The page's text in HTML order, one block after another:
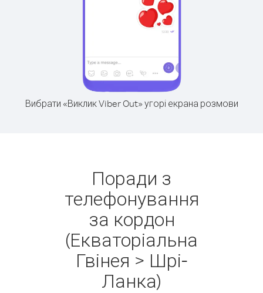
Вибрати «Виклик Viber Out» угорі екрана розмови
Поради з
телефонування
за кордон
(Екваторіальна
Гвінея > Шрі-
Ланка)